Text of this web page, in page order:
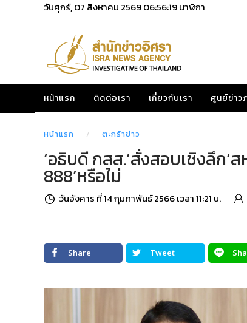
วันศุกร์, 07 สิงหาคม 256906:56:20นาฬิกา
หน้าแรก ติดต่อเรา เกี่ยวกับเรา ศูนย์ข่าว
หน้าแรก ตะกร้าข่าว
‘อธิบดี กสส.’สั่งสอบเชิงลึก‘
888’หรือไม่
วันอังคาร ที่ 14 กุมภาพันธ์ 2566 เวลา 11:21 น.
Share Tweet